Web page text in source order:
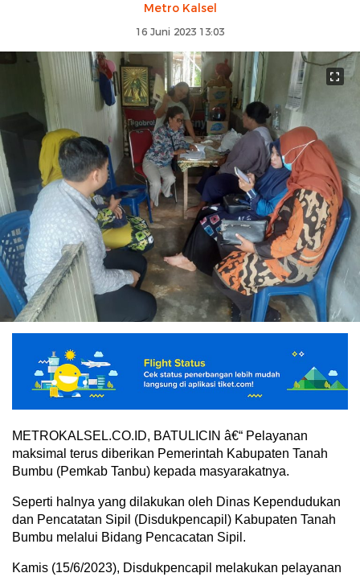
Metro Kalsel
16 Juni 2023 13:03
METROKALSEL.CO.ID, BATULICIN â€“ Pelayanan
maksimal terus diberikan Pemerintah Kabupaten Tanah
Bumbu (Pemkab Tanbu) kepada masyarakatnya.
Seperti halnya yang dilakukan oleh Dinas Kependudukan
dan Pencatatan Sipil (Disdukpencapil) Kabupaten Tanah
Bumbu melalui Bidang Pencacatan Sipil.
Kamis (15/6/2023), Disdukpencapil melakukan pelayanan